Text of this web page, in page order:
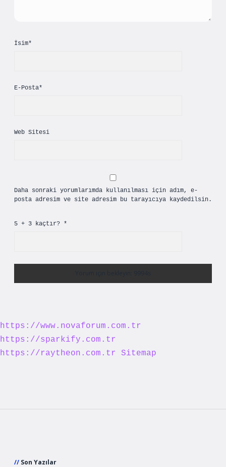
İsim*
E-Posta*
Web Sitesi
Daha sonraki yorumlarımda kullanılması için adım, e-
posta adresim ve site adresim bu tarayıcıya kaydedilsin.
5 + 3 kaçtır? *
https://www.novaforum.com.tr
https://sparkify.com.tr
https://raytheon.com.tr
Sitemap
Son Yazılar